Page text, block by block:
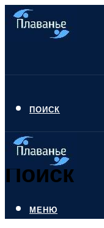
ПОИСК
Поиск
МЕНЮ